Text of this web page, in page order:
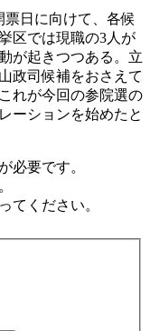
日に向けて、各候
区では現職の3人が
が起きつつある。立
政司候補をおさえて
れが今回の参院選の
ーションを始めたと
必要です。
てください。